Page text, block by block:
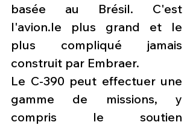
basée au Brésil. C'est
l'avion.le plus grand et le
plus compliqué jamais
construit par Embraer.
Le C-390 peut effectuer une
gamme de missions, y
compris le soutien